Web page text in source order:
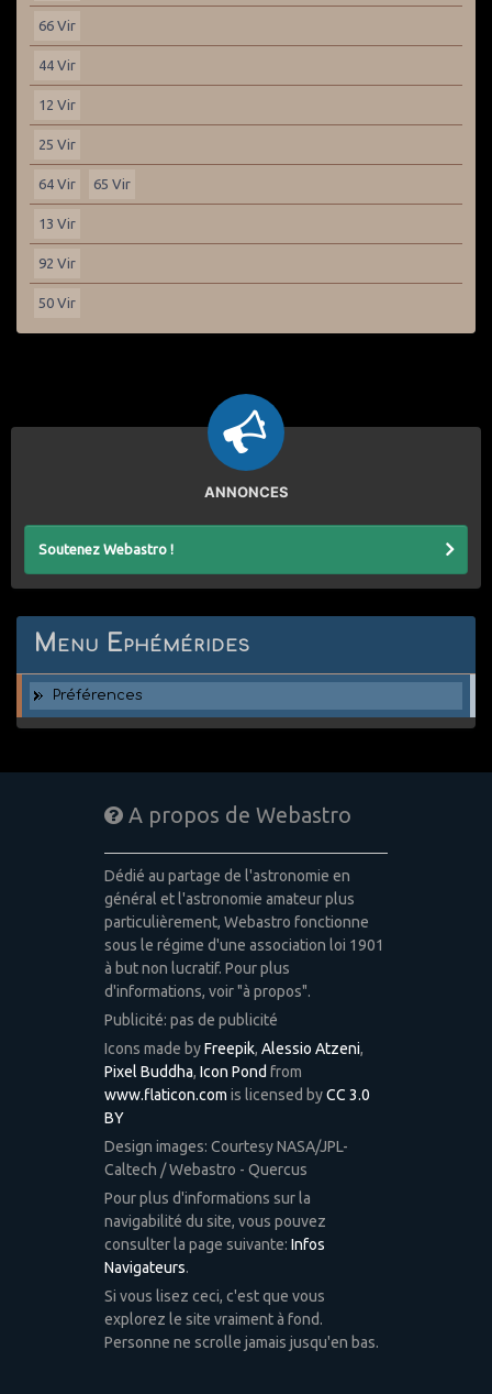
66 Vir
44 Vir
12 Vir
25 Vir
64 Vir 65 Vir
13 Vir
92 Vir
50 Vir
ANNONCES
Soutenez Webastro !
Menu Ephémérides
Préférences
A propos de Webastro
Dédié au partage de l'astronomie en
général et l'astronomie amateur plus
particulièrement, Webastro fonctionne
sous le régime d'une association loi 1901
à but non lucratif. Pour plus
d'informations, voir "à propos".
Publicité: pas de publicité
Icons made byFreepik, Alessio Atzeni,
Pixel Buddha, Icon Pond from
www.flaticon.com is licensed byCC 3.0
BY
Design images: Courtesy NASA/JPL-
Caltech / Webastro - Quercus
Pour plus d'informations sur la
navigabilité du site, vous pouvez
consulter la page suivante: Infos
Navigateurs.
Si vous lisez ceci, c'est que vous
explorez le site vraiment à fond.
Personne ne scrolle jamais jusqu'en bas.